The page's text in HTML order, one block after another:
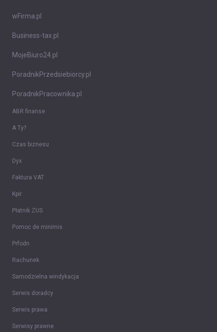
wFirma.pl
Business-tax.pl
MojeBiuro24.pl
PoradnikPrzedsiebiorcy.pl
PoradnikPracownika.pl
ABR finanse
A Ty?
Czas biznesu
Dyx
Faktura VAT
Kpir
Płatnik ZUS
Pomoc de minimis
Prfodn
Rachunek
Samodzielna windykacja
Serwis doradcy
Serwis prawa
Serwisy prawne